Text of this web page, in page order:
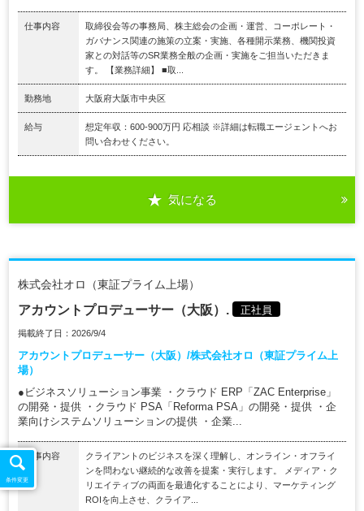
仕事内容
取締役会等の事務局、株主総会の企画・運営、コーポレート・
ガバナンス関連の施策の立案・実施、各種開示業務、機関投資
家との対話等のSR業務全般の企画・実施をご担当いただきま
す。 【業務詳細】 ■取...
勤務地 大阪府大阪市中央区
給与
想定年収：600-900万円 応相談 ※詳細は転職エージェントへお
問い合わせください。
気になる
株式会社オロ（東証プライム上場）
アカウントプロデューサー（大阪）. 正社員
掲載終了日：2026/9/4
アカウントプロデューサー（大阪）/株式会社オロ（東証プライム上
場）
●ビジネスソリューション事業 ・クラウド ERP「ZAC Enterprise」
の開発・提供 ・クラウド PSA「Reforma PSA」の開発・提供 ・企
業向けシステムソリューションの提供 ・企業...
仕事内容
クライアントのビジネスを深く理解し、オンライン・オフライ
ンを問わない継続的な改善を提案・実行します。 メディア・ク
リエイティブの両面を最適化することにより、マーケティング
ROIを向上させ、クライア...
条件変更